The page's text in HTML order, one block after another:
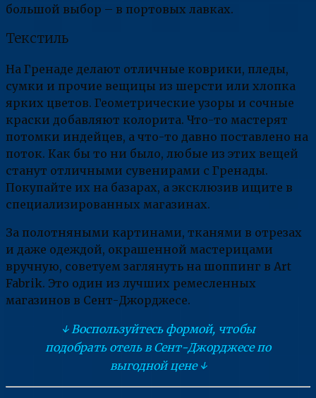
большой выбор – в портовых лавках.
Текстиль
На Гренаде делают отличные коврики, пледы,
сумки и прочие вещицы из шерсти или хлопка
ярких цветов. Геометрические узоры и сочные
краски добавляют колорита. Что-то мастерят
потомки индейцев, а что-то давно поставлено на
поток. Как бы то ни было, любые из этих вещей
станут отличными сувенирами с Гренады.
Покупайте их на базарах, а эксклюзив ищите в
специализированных магазинах.
За полотняными картинами, тканями в отрезах
и даже одеждой, окрашенной мастерицами
вручную, советуем заглянуть на шоппинг в Art
Fabrik. Это один из лучших ремесленных
магазинов в Сент-Джорджесе.
↓ Воспользуйтесь формой, чтобы
подобрать отель в Сент-Джорджесе по
выгодной цене ↓